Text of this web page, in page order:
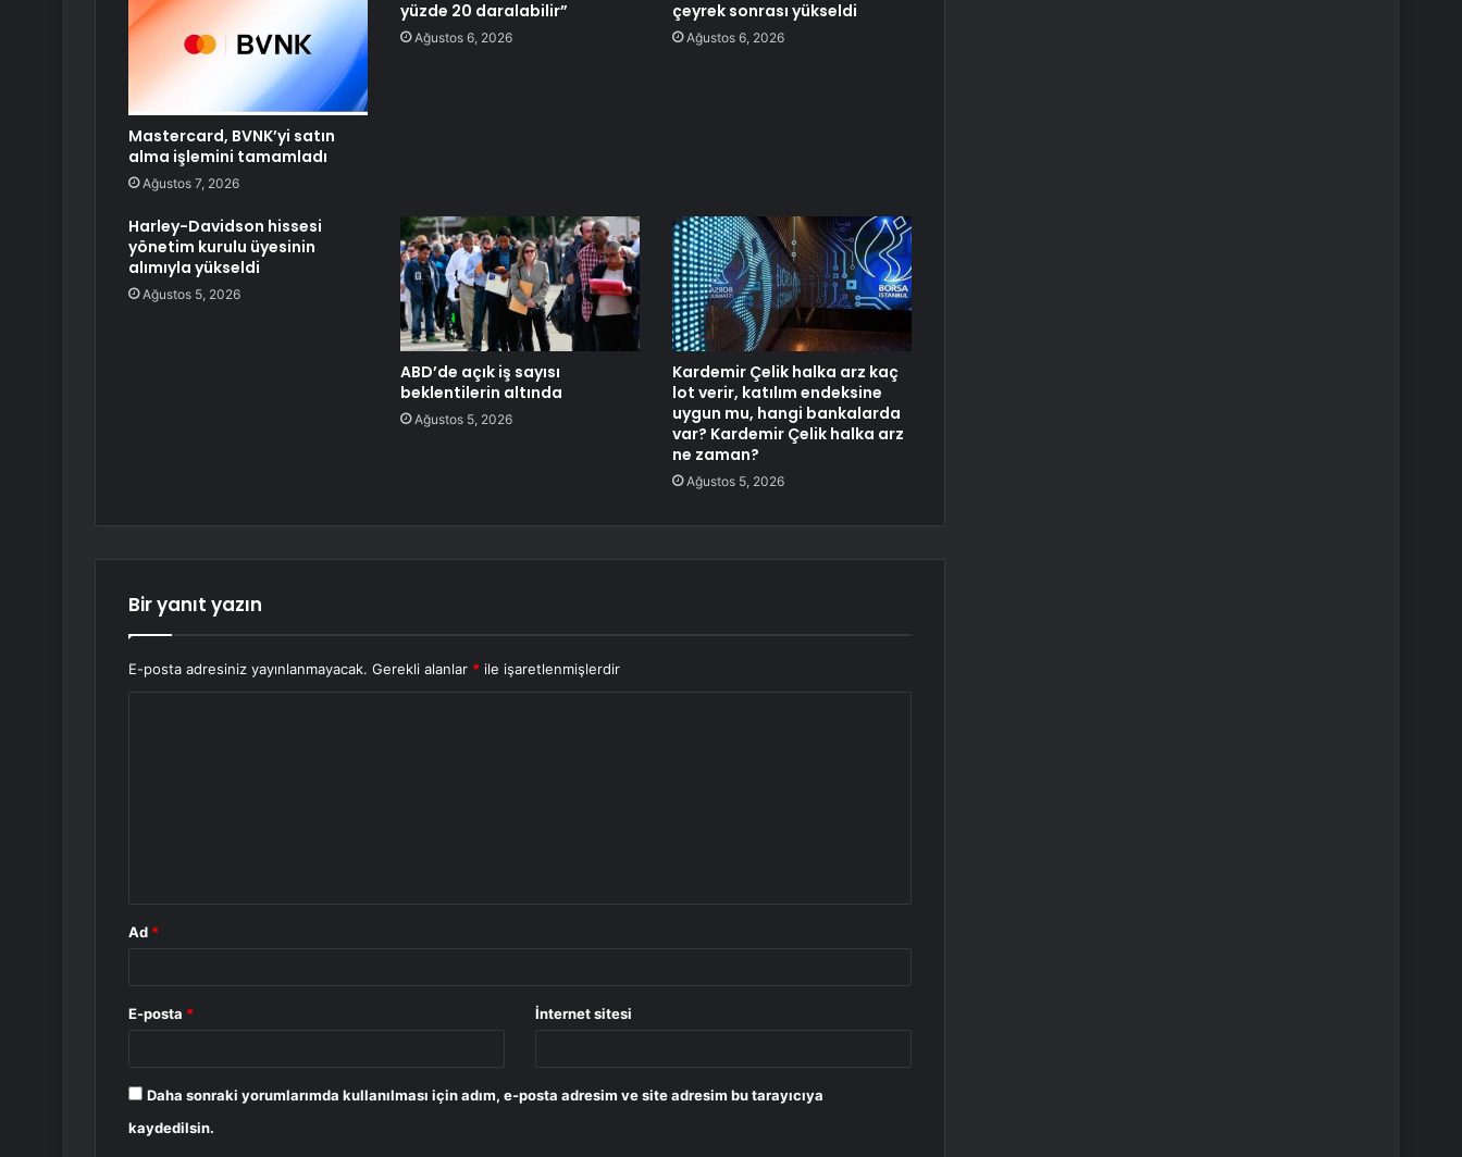
Mastercard, BVNK’yi satın
alma işlemini tamamladı
Ağustos 7, 2026
yüzde 20 daralabilir”
Ağustos 6, 2026
çeyrek sonrası yükseldi
Ağustos 6, 2026
Harley-Davidson hissesi
yönetim kurulu üyesinin
alımıyla yükseldi
Ağustos 5, 2026
ABD’de açık iş sayısı
beklentilerin altında
Ağustos 5, 2026
Kardemir Çelik halka arz kaç
lot verir, katılım endeksine
uygun mu, hangi bankalarda
var? Kardemir Çelik halka arz
ne zaman?
Ağustos 5, 2026
Bir yanıt yazın
E-posta adresiniz yayınlanmayacak. Gerekli alanlar * ile işaretlenmişlerdir
Ad *
E-posta * İnternet sitesi
Daha sonraki yorumlarımda kullanılması için adım, e-posta adresim ve site adresim bu tarayıcıya
kaydedilsin.